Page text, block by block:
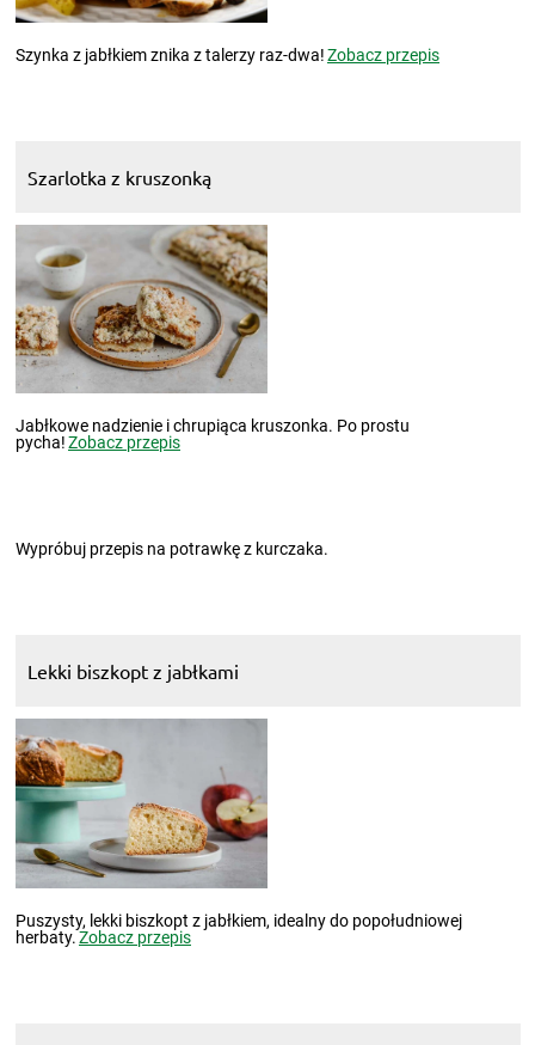
Szynka z jabłkiem znika z talerzy raz-dwa!Zobacz przepis
Szarlotka z kruszonką
Jabłkowe nadzienie i chrupiąca kruszonka. Po prostu
pycha!Zobacz przepis
Wypróbuj przepis na potrawkę z kurczaka.
Lekki biszkopt z jabłkami
Puszysty, lekki biszkopt z jabłkiem, idealny do popołudniowej
herbaty.Zobacz przepis